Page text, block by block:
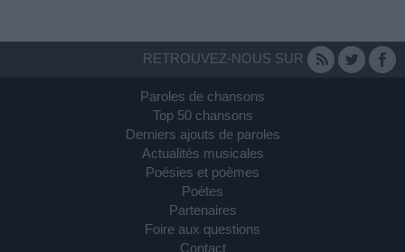
RETROUVEZ-NOUS SUR
Paroles de chansons
Top 50 chansons
Derniers ajouts de paroles
Actualités musicales
Poésies et poèmes
Poètes
Partenaires
Foire aux questions
Contact